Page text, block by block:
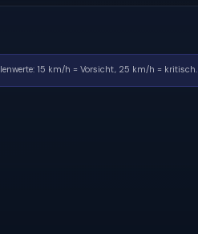
15 km/h = Vorsicht, 25 km/h = kritisch.